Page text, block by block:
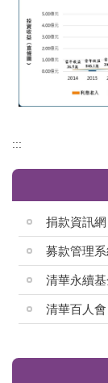
:::
捐款資訊
募款管理
清華永續
清華百人